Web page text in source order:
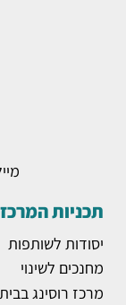
תכניות
יסודות לשותפות
מחנכים לשינוי
מרכז רוסינג